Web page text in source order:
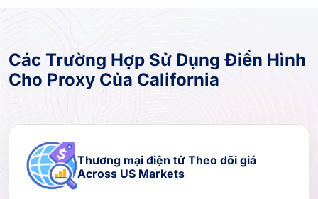
Các Trường Hợp Sử Dụng Điển Hình
Cho Proxy Của California
Thương mại điện tử Theo dõi giá
Across US Markets